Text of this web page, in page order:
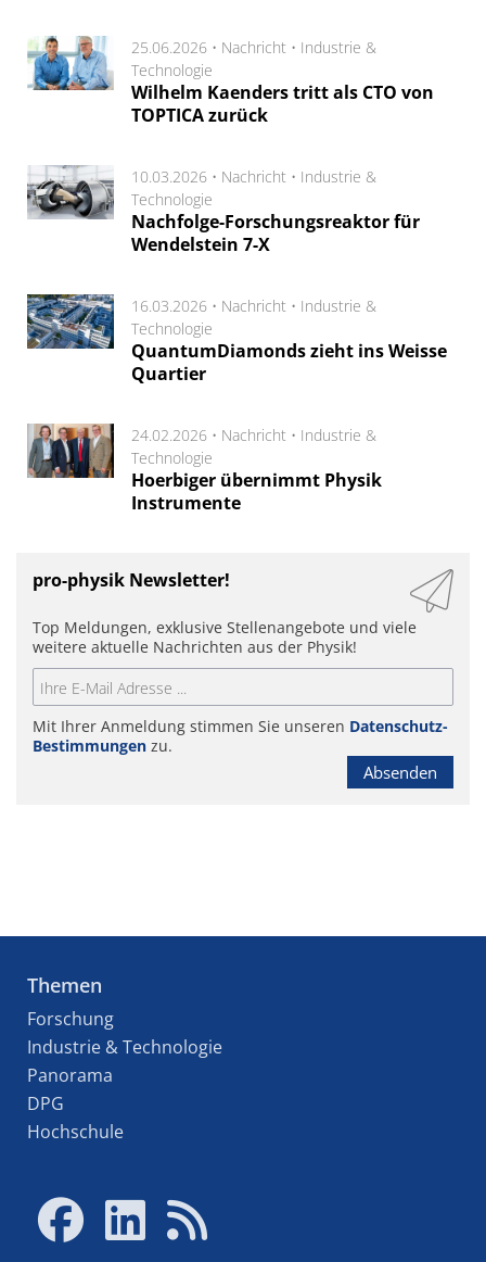
25.06.2026 • Nachricht • Industrie &
Technologie
Wilhelm Kaenders tritt als CTO von
TOPTICA zurück
10.03.2026 • Nachricht • Industrie &
Technologie
Nachfolge-Forschungsreaktor für
Wendelstein 7-X
16.03.2026 • Nachricht • Industrie &
Technologie
QuantumDiamonds zieht ins Weisse
Quartier
24.02.2026 • Nachricht • Industrie &
Technologie
Hoerbiger übernimmt Physik
Instrumente
pro-physik Newsletter!
Top Meldungen, exklusive Stellenangebote und viele
weitere aktuelle Nachrichten aus der Physik!
Mit Ihrer Anmeldung stimmen Sie unseren Datenschutz-
Bestimmungen zu.
Absenden
Themen
Forschung
Industrie & Technologie
Panorama
DPG
Hochschule